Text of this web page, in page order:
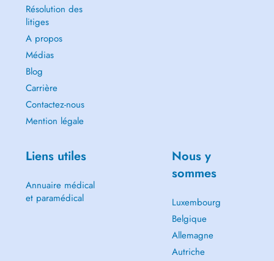
Résolution des
litiges
A propos
Médias
Blog
Carrière
Contactez-nous
Mention légale
Liens utiles
Annuaire médical
et paramédical
Nous y
sommes
Luxembourg
Belgique
Allemagne
Autriche